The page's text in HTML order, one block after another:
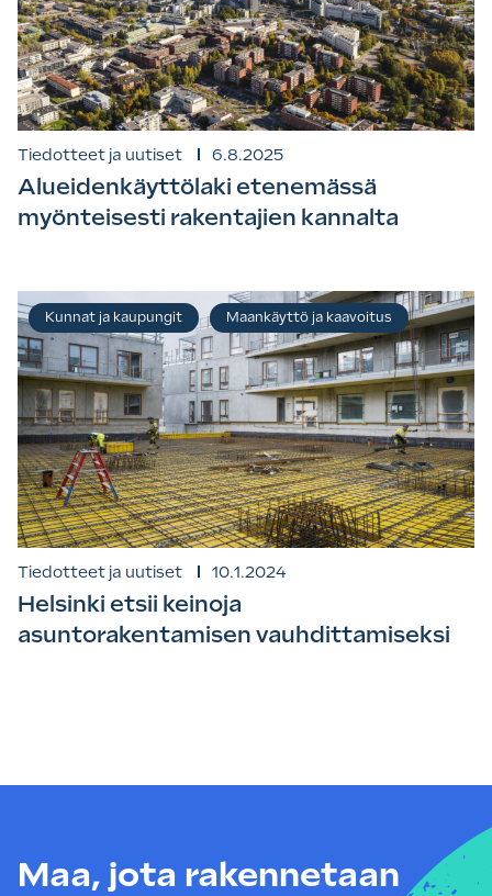
Tiedotteet ja uutiset 6.8.2025
Alueidenkäyttölaki etenemässä
myönteisesti rakentajien kannalta
Tiedotteet ja uutiset 10.1.2024
Helsinki etsii keinoja
asuntorakentamisen vauhdittamiseksi
Kunnat ja kaupungit Maankäyttö ja kaavoitus
Maa, jota rakennetaan